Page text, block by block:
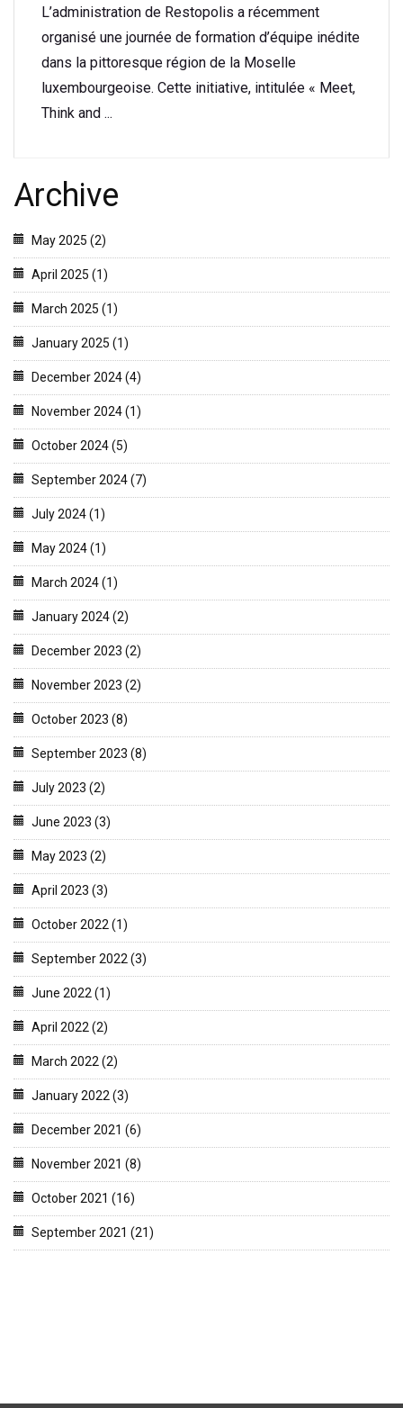
L’administration de Restopolis a récemment
organisé une journée de formation d’équipe inédite
dans la pittoresque région de la Moselle
luxembourgeoise. Cette initiative, intitulée « Meet,
Think and ...
Archive
May 2025 (2)
April 2025 (1)
March 2025 (1)
January 2025 (1)
December 2024 (4)
November 2024 (1)
October 2024 (5)
September 2024 (7)
July 2024 (1)
May 2024 (1)
March 2024 (1)
January 2024 (2)
December 2023 (2)
November 2023 (2)
October 2023 (8)
September 2023 (8)
July 2023 (2)
June 2023 (3)
May 2023 (2)
April 2023 (3)
October 2022 (1)
September 2022 (3)
June 2022 (1)
April 2022 (2)
March 2022 (2)
January 2022 (3)
December 2021 (6)
November 2021 (8)
October 2021 (16)
September 2021 (21)